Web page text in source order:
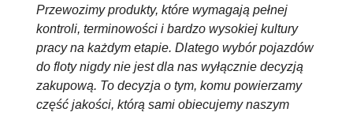
Przewozimy produkty, które wymagają pełnej
kontroli, terminowości i bardzo wysokiej kultury
pracy na każdym etapie. Dlatego wybór pojazdów
do floty nigdy nie jest dla nas wyłącznie decyzją
zakupową. To decyzja o tym, komu powierzamy
część jakości, którą sami obiecujemy naszym